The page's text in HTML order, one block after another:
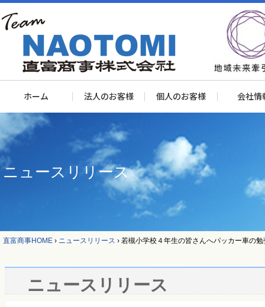
ホーム 法人のお客様 個人のお客様 会社情
ニュースリリース
直富商事HOME › ニュースリリース › 若槻小学校４年生の皆さんへパッカー車の
ニュースリリース